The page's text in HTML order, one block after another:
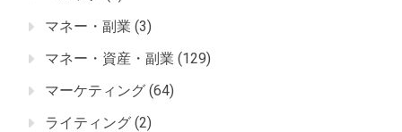
マネー・副業 (3)
マネー・資産・副業 (129)
マーケティング (64)
ライティング (2)